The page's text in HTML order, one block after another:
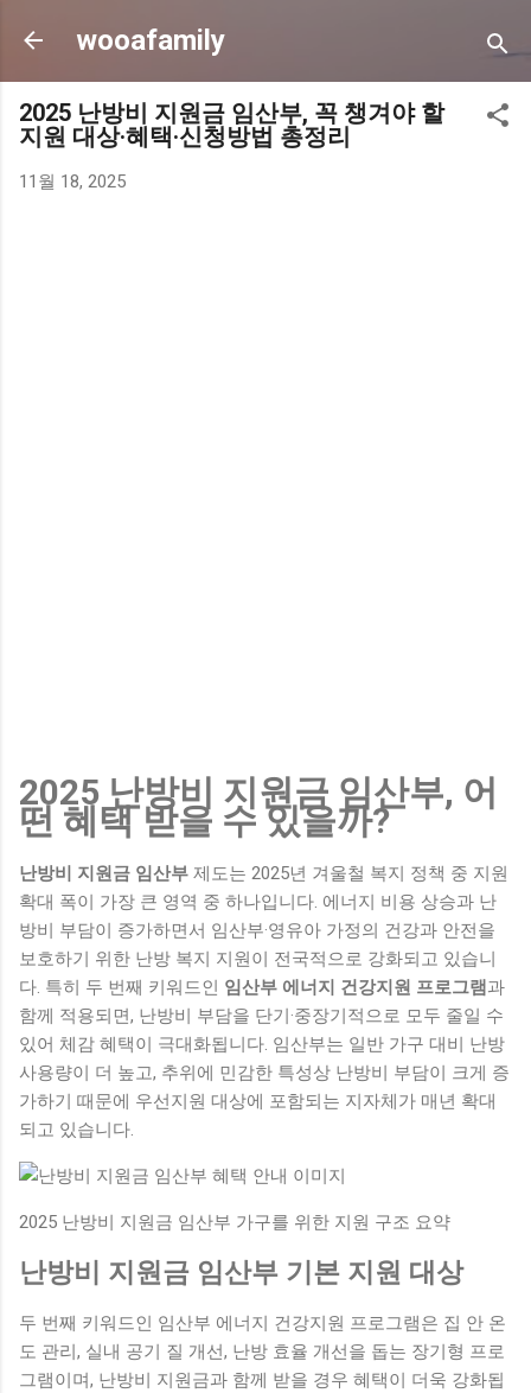
기본 콘텐츠로 건너뛰기
wooafamily
2025 난방비 지원금 임산부, 꼭 챙겨야 할
지원 대상·혜택·신청방법 총정리
11월 18, 2025
2025 난방비 지원금 임산부, 어
떤 혜택 받을 수 있을까?
난방비 지원금 임산부 제도는 2025년 겨울철 복지 정책 중 지원
확대 폭이 가장 큰 영역 중 하나입니다. 에너지 비용 상승과 난
방비 부담이 증가하면서 임산부·영유아 가정의 건강과 안전을
보호하기 위한 난방 복지 지원이 전국적으로 강화되고 있습니
다. 특히 두 번째 키워드인 임산부 에너지 건강지원 프로그램 과
함께 적용되면, 난방비 부담을 단기·중장기적으로 모두 줄일 수
있어 체감 혜택이 극대화됩니다. 임산부는 일반 가구 대비 난방
사용량이 더 높고, 추위에 민감한 특성상 난방비 부담이 크게 증
가하기 때문에 우선지원 대상에 포함되는 지자체가 매년 확대
되고 있습니다.
2025 난방비 지원금 임산부 가구를 위한 지원 구조 요약
난방비 지원금 임산부 기본 지원 대상
두 번째 키워드인 임산부 에너지 건강지원 프로그램은 집 안 온
도 관리, 실내 공기 질 개선, 난방 효율 개선을 돕는 장기형 프로
그램이며, 난방비 지원금과 함께 받을 경우 혜택이 더욱 강화됩